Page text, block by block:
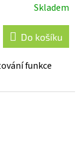
Skladem
Do košíku
funkce